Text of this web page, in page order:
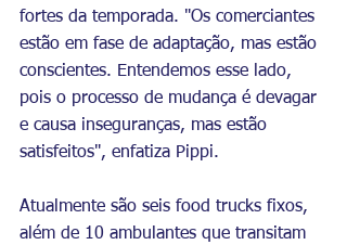
fortes da temporada. "Os comerciantes
estão em fase de adaptação, mas estão
conscientes. Entendemos esse lado,
pois o processo de mudança é devagar
e causa inseguranças, mas estão
satisfeitos", enfatiza Pippi.
Atualmente são seis food trucks fixos,
além de 10 ambulantes que transitam